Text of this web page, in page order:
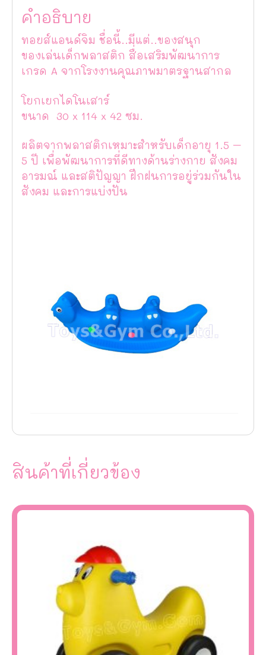
คำอธิบาย
ทอยส์แอนด์จิม ชื่อนี้..มีแต่..ของสนุก
ของเล่นเด็กพลาสติก สื่อเสริมพัฒนาการ
เกรด A จากโรงงานคุณภาพมาตรฐานสากล
โยกเยกไดโนเสาร์
ขนาด 30 x 114 x 42 ซม.
ผลิตจากพลาสติกเหมาะสำหรับเด็กอายุ 1.5 –
5 ปี เพื่อพัฒนาการที่ดีทางด้านร่างกาย สังคม
อารมณ์ และสติปัญญา ฝึกฝนการอยู่ร่วมกันใน
สังคม และการแบ่งปัน
สินค้าที่เกี่ยวข้อง